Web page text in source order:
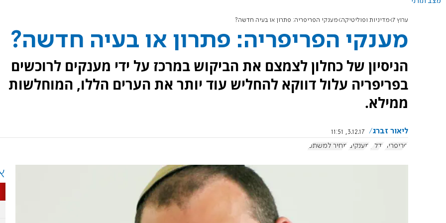
ערוץ 7 מדיניות ופוליטיקה מענקי הפריפריה: פתרון או בעיה חדשה?
מענקי הפריפריה: פתרון או בעיה חדשה?
הניסיון של כחלון לצמצם את הביקוש במרכז על ידי מענקים לרוכשים
בפריפריה עלול דווקא להחליש עוד יותר את הערים הללו, המוחלשות
ממילא.
ליאור זברג
3.12.17, 11:51
פריפריה
נדל"ן מענקים מחיר למשתכן